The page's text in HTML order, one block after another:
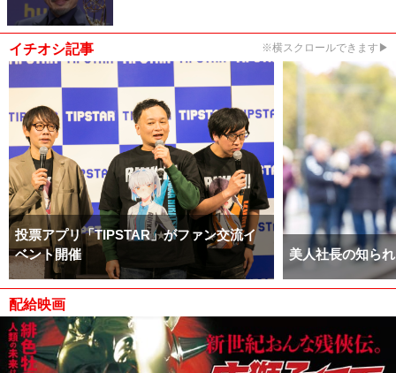
イチオシ記事 ※横スクロールできます▶
投票アプリ「TIPSTAR」がファン交流イ
ベント開催
美人社長の知ら
配給映画